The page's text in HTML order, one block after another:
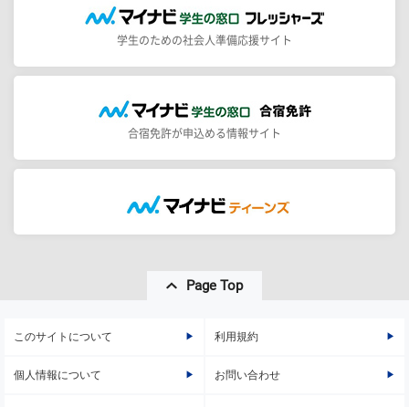
学生のための社会人準備応援サイト
合宿免許が申込める情報サイト
Page Top
このサイトについて 利用規約
個人情報について お問い合わせ